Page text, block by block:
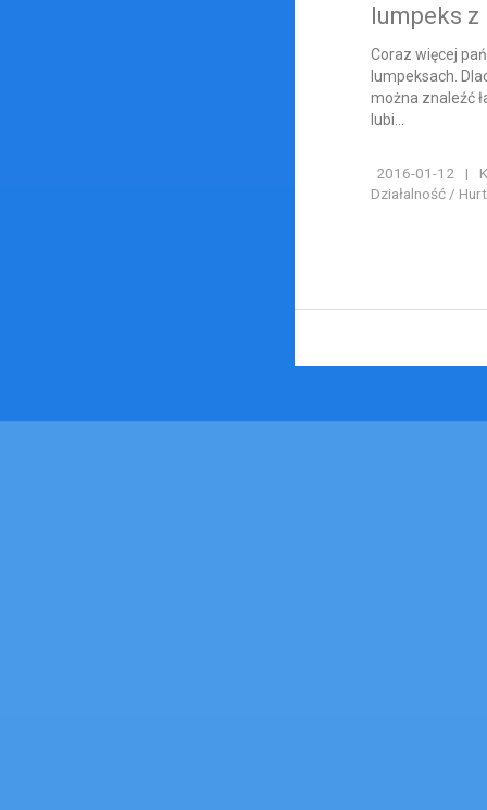
lumpeks
Coraz więcej
lumpeksach.
można znaleźć
lubi...
2016-01-12 |
Działalność /